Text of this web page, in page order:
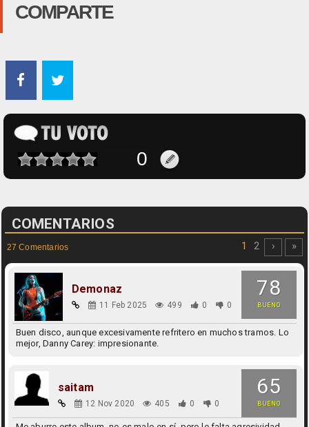
COMPARTE
COMENTARIOS
27 Comentarios 1 2 › »
78
BUENO
Demonaz
11 Feb 2025 499 0 0
Buen disco, aunque excesivamente refritero en muchos tramos. Lo
mejor, Danny Carey: impresionante.
65
BUENO
saitam
12 Nov 2020 405 0 0